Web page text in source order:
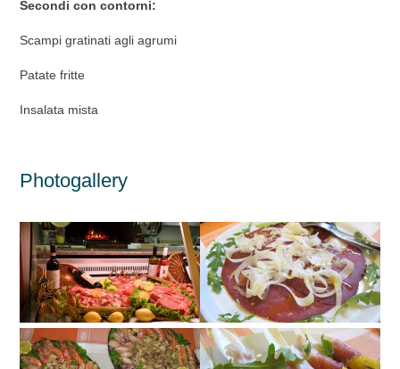
Secondi con contorni:
Scampi gratinati agli agrumi
Patate fritte
Insalata mista
Photogallery